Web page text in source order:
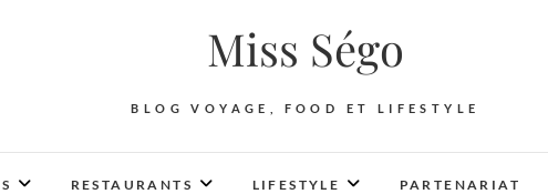
Miss Ségo
BLOG VOYAGE, FOOD ET LIFESTYLE
RESTAURANTS LIFESTYLE PARTENARIAT